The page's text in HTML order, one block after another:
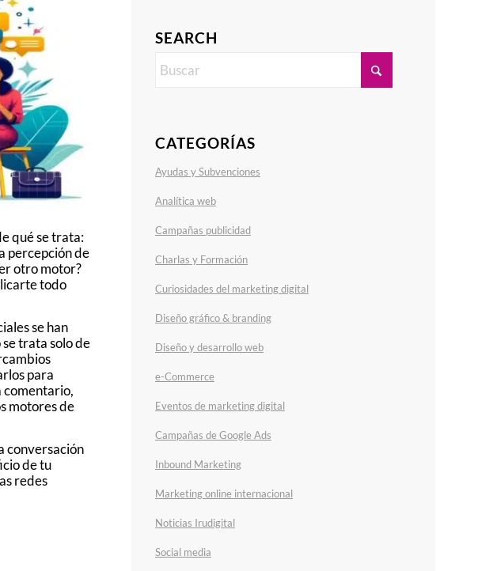
qué se trata:
percepción de
otro motor?
todo
se han
trata solo de
para
comentario,
motores de
conversación
de tu
redes
SEARCH
CATEGORÍAS
Ayudas y Subvenciones
Analítica web
Campañas publicidad
Charlas y Formación
Curiosidades del marketing digital
Diseño gráfico & branding
Diseño y desarrollo web
e-Commerce
Eventos de marketing digital
Campañas de Google Ads
Inbound Marketing
Marketing online internacional
Noticias Irudigital
Social media